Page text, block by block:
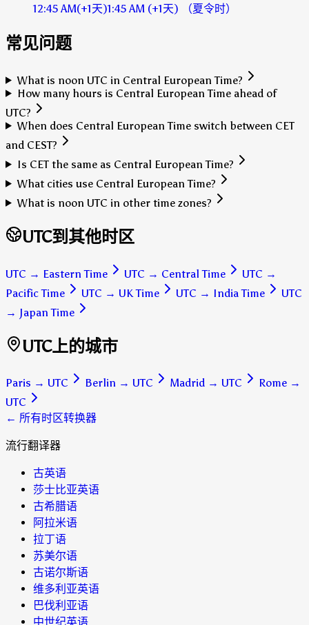
12:45 AM(+1天)1:45 AM (+1天) （夏令时）
常见问题
What is noon UTC in Central European Time?
How many hours is Central European Time ahead of
UTC?
When does Central European Time switch between CET
and CEST?
Is CET the same as Central European Time?
What cities use Central European Time?
What is noon UTC in other time zones?
UTC到其他时区
UTC → Eastern Time UTC → Central Time UTC →
Pacific Time
UTC → UK Time UTC → India Time
UTC
→ Japan Time
UTC上的城市
Paris → UTC Berlin → UTC Madrid → UTC Rome →
UTC
← 所有时区转换器
流行翻译器
古英语
莎士比亚英语
古希腊语
阿拉米语
拉丁语
苏美尔语
古诺尔斯语
维多利亚英语
巴伐利亚语
中世纪英语